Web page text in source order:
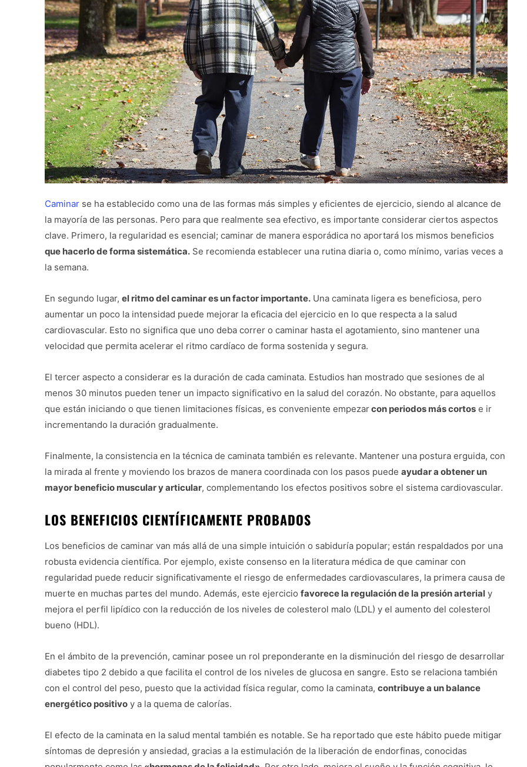
Caminar se ha establecido como una de las formas más simples y eficientes de ejercicio, siendo al alcance de
la mayoría de las personas. Pero para que realmente sea efectivo, es importante considerar ciertos aspectos
clave. Primero, la regularidad es esencial; caminar de manera esporádica no aportará los mismos beneficios
que hacerlo de forma sistemática. Se recomienda establecer una rutina diaria o, como mínimo, varias veces a
la semana.
En segundo lugar, el ritmo del caminar es un factor importante. Una caminata ligera es beneficiosa, pero
aumentar un poco la intensidad puede mejorar la eficacia del ejercicio en lo que respecta a la salud
cardiovascular. Esto no significa que uno deba correr o caminar hasta el agotamiento, sino mantener una
velocidad que permita acelerar el ritmo cardíaco de forma sostenida y segura.
El tercer aspecto a considerar es la duración de cada caminata. Estudios han mostrado que sesiones de al
menos 30 minutos pueden tener un impacto significativo en la salud del corazón. No obstante, para aquellos
que están iniciando o que tienen limitaciones físicas, es conveniente empezarcon periodos más cortos e ir
incrementando la duración gradualmente.
Finalmente, la consistencia en la técnica de caminata también es relevante. Mantener una postura erguida, con
la mirada al frente y moviendo los brazos de manera coordinada con los pasos puede ayudar a obtener un
mayor beneficio muscular y articular, complementando los efectos positivos sobre el sistema cardiovascular.
LOS BENEFICIOS CIENTÍFICAMENTE PROBADOS
Los beneficios de caminar van más allá de una simple intuición o sabiduría popular; están respaldados por una
robusta evidencia científica. Por ejemplo, existe consenso en la literatura médica de que caminar con
regularidad puede reducir significativamente el riesgo de enfermedades cardiovasculares, la primera causa de
muerte en muchas partes del mundo. Además, este ejercicio favorece la regulación de la presión arterial y
mejora el perfil lipídico con la reducción de los niveles de colesterol malo (LDL) y el aumento del colesterol
bueno (HDL).
En el ámbito de la prevención, caminar posee un rol preponderante en la disminución del riesgo de desarrollar
diabetes tipo 2 debido a que facilita el control de los niveles de glucosa en sangre. Esto se relaciona también
con el control del peso, puesto que la actividad física regular, como la caminata, contribuye a un balance
energético positivo y a la quema de calorías.
El efecto de la caminata en la salud mental también es notable. Se ha reportado que este hábito puede mitigar
síntomas de depresión y ansiedad, gracias a la estimulación de la liberación de endorfinas, conocidas